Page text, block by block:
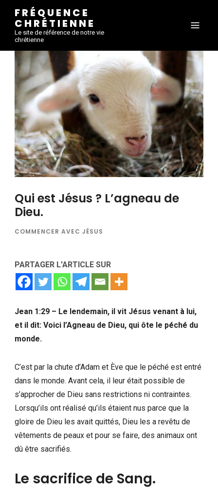
FRÉQUENCE
CHRÉTIENNE
Le site de référence de notre vie
chrétienne
Qui est Jésus ? L’agneau de
Dieu.
COMMENCER AVEC JÉSUS
PARTAGER L'ARTICLE SUR
Jean 1:29 – Le lendemain, il vit Jésus venant à lui,
et il dit: Voici l’Agneau de Dieu, qui ôte le péché du
monde.
C’est par la chute d’Adam et Ève que le péché est entré
dans le monde. Avant cela, il leur était possible de
s’approcher de Dieu sans restrictions ni contraintes.
Lorsqu’ils ont réalisé qu’ils étaient nus parce que la
gloire de Dieu les avait quittés, Dieu les a revêtu de
vêtements de peaux et pour se faire, des animaux ont
dû être sacrifiés.
Le sacrifice de Sang.